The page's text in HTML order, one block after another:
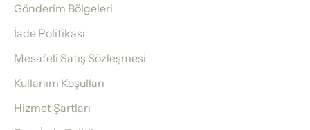
Gönderim Bölgeleri
İade Politikası
Mesafeli Satış Sözleşmesi
Kullanım Koşulları
Hizmet Şartları